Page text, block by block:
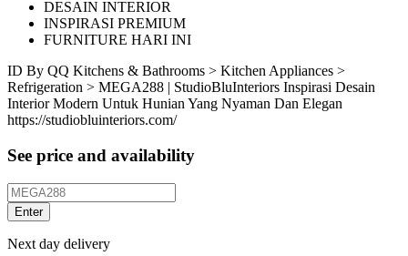
DESAIN INTERIOR
INSPIRASI PREMIUM
FURNITURE HARI INI
ID By QQ Kitchens & Bathrooms > Kitchen Appliances >
Refrigeration > MEGA288 | StudioBluInteriors Inspirasi Desain
Interior Modern Untuk Hunian Yang Nyaman Dan Elegan
https://studiobluinteriors.com/
See price and availability
Enter
Next day delivery